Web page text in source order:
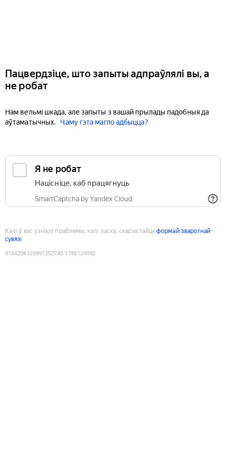
Пацвердзіце, што запыты адпраўлялі вы, а
не робат
Нам вельмі шкада, але запыты з вашай прылады падобныя да
аўтаматычных.
Чаму гэта магло адбыцца?
Я не робат
Націсніце, каб працягнуць
SmartCaptcha by Yandex Cloud
Калі ў вас узніклі праблемы, калі ласка, скарыстайцеформай зваротнай
сувязі
9184294329997252740:1786124092